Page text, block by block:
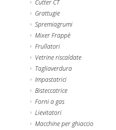
Cutter CT
Grattugie
Spremiagrumi
Mixer Frappè
Frullatori
Vetrine riscaldate
Tagliaverdura
Impastatrici
Bisteccatrice
Forni a gas
Lievitatori
Macchine per ghiaccio